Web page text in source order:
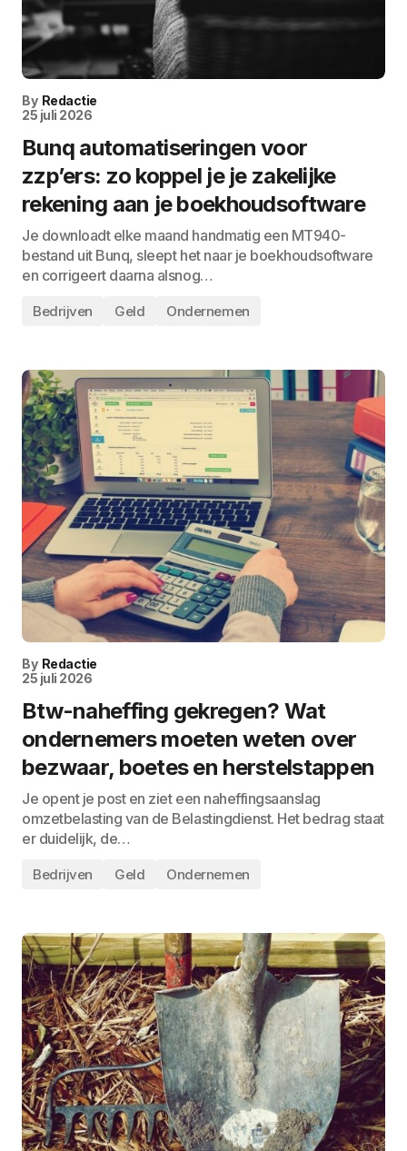
By Redactie
25 juli 2026
Bunq automatiseringen voor
zzp’ers: zo koppel je je zakelijke
rekening aan je boekhoudsoftware
Je downloadt elke maand handmatig een MT940-
bestand uit Bunq, sleept het naar je boekhoudsoftware
en corrigeert daarna alsnog…
Bedrijven Geld Ondernemen
By Redactie
25 juli 2026
Btw-naheffing gekregen? Wat
ondernemers moeten weten over
bezwaar, boetes en herstelstappen
Je opent je post en ziet een naheffingsaanslag
omzetbelasting van de Belastingdienst. Het bedrag staat
er duidelijk, de…
Bedrijven Geld Ondernemen